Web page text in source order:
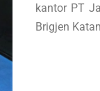
kantor PT
Brigjen